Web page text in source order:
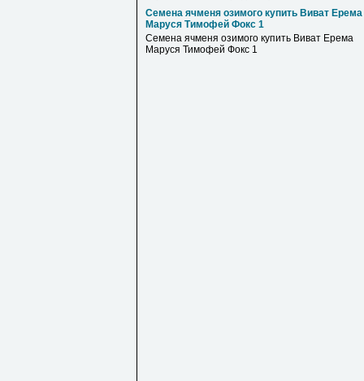
Семена ячменя озимого купить Виват Ерема
Маруся Тимофей Фокс 1
Семена ячменя озимого купить Виват Ерема
Маруся Тимофей Фокс 1